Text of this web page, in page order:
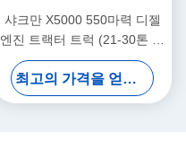
샤크만 X5000 550마력 디젤
엔진 트랙터 트럭 (21-30톤 적
재 용량, 유로 5 배출 기준)
최고의 가격을 얻으십시오